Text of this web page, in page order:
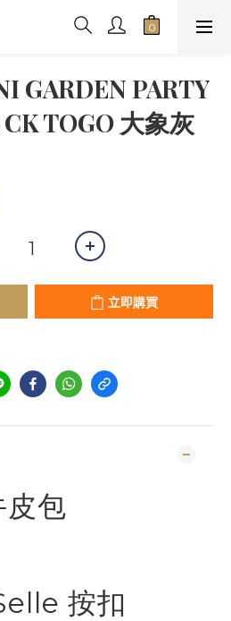
GARDEN PARTY
TOGO 大象灰
立即購買
包
按扣